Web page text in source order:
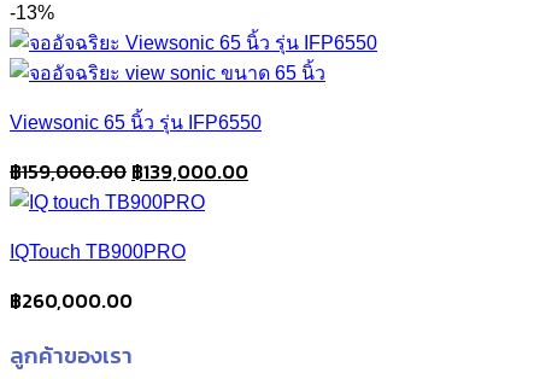
-13%
Viewsonic 65 นิ้ว รุ่น IFP6550
฿159,000.00 Original
price
฿159,000.00.
฿139,000.00Current
IQTouch TB900PRO
฿260,000.00
ลูกค้าของเรา